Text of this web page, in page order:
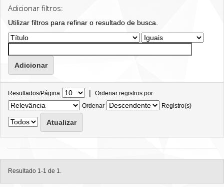
Adicionar filtros:
Utilizar filtros para refinar o resultado de busca.
Resultados/Página | Ordenar registros por
Ordenar
Registro(s)
Resultado 1-1 de 1.